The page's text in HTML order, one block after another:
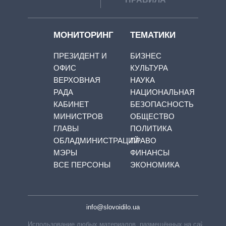
МОНИТОРИНГ
ПРЕЗИДЕНТ И
ОФИС
ВЕРХОВНАЯ
РАДА
КАБИНЕТ
МИНИСТРОВ
ГЛАВЫ
ОБЛАДМИНИСТРАЦИЙ
МЭРЫ
ВСЕ ПЕРСОНЫ
ТЕМАТИКИ
БИЗНЕС
КУЛЬТУРА
НАУКА
НАЦИОНАЛЬНАЯ
БЕЗОПАСНОСТЬ
ОБЩЕСТВО
ПОЛИТИКА
ПРАВО
ФИНАНСЫ
ЭКОНОМИКА
info@slovoidilo.ua
Использование любых материалов, размещённых на сайте,